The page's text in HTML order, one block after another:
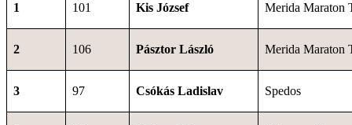
1 101 Kis József Merida Maraton
2 106 Pásztor László Merida Maraton
3 97 Csókás Ladislav Spedos